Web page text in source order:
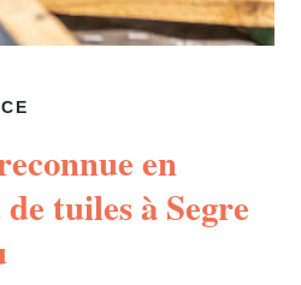
en
tuiles à Segre